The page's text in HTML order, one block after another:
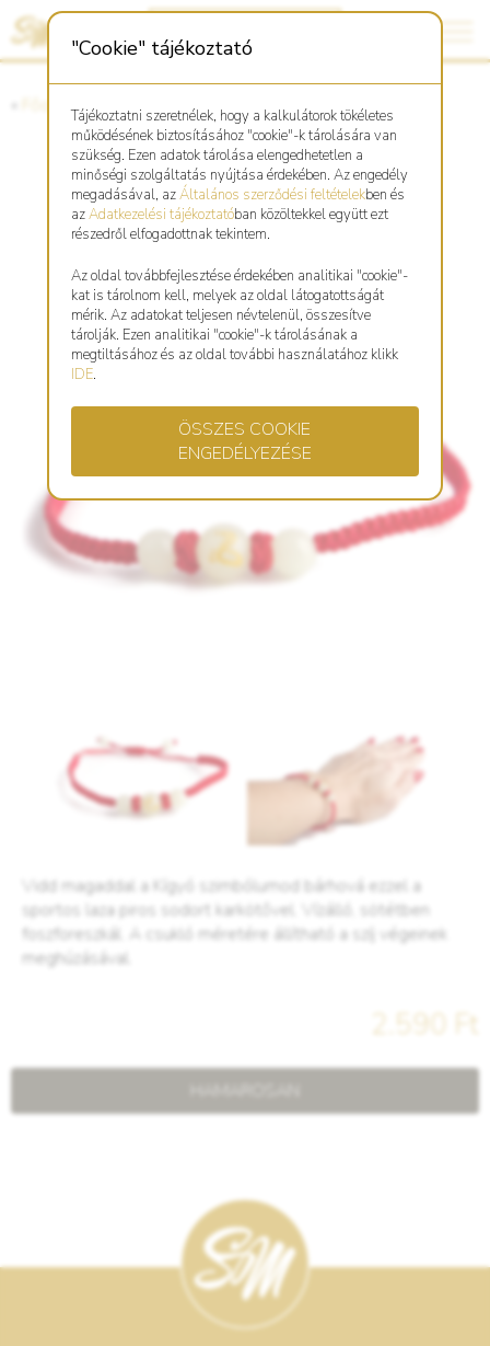
"Cookie" tájékoztató
Tájékoztatni szeretnélek, hogy a kalkulátorok tökéletes
működésének biztosításához "cookie"-k tárolására van
szükség. Ezen adatok tárolása elengedhetetlen a
minőségi szolgáltatás nyújtása érdekében. Az engedély
megadásával, azÁltalános szerződési feltételekben és
azAdatkezelési tájékoztatóban közöltekkel együtt ezt
részedről elfogadottnak tekintem.
Az oldal továbbfejlesztése érdekében analitikai "cookie"-
kat is tárolnom kell, melyek az oldal látogatottságát
mérik. Az adatokat teljesen névtelenül, összesítve
tárolják. Ezen analitikai "cookie"-k tárolásának a
megtiltásához és az oldal további használatához klikk
IDE.
ÖSSZES COOKIE
ENGEDÉLYEZÉSE
Főoldal«Asztro Shop
Fonott, piros karkötő Kígyó
szimbólummal
Vidd magaddal a Kígyó szimbólumod bárhová ezzel a
sportos laza piros sodort karkötővel. Vízálló, sötétben
foszforeszkál. A csukló méretére állítható a szíj végeinek
meghúzásával.
2.590 Ft